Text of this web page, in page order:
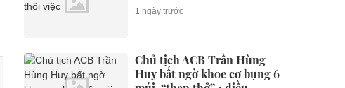
1 ngày trước
Chủ tịch ACB Trần Hùng
Huy bất ngờ khoe cơ bụng 6